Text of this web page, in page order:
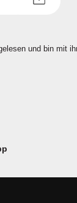
und bin mit